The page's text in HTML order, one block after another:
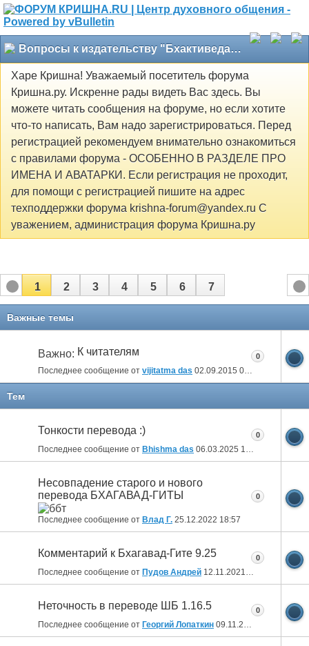
Вопросы к издательству "Бхактиведанта Бук Траст"
Харе Кришна! Уважаемый посетитель форума
Кришна.ру. Искренне рады видеть Вас здесь. Вы
можете читать сообщения на форуме, но если хотите
что-то написать, Вам надо зарегистрироваться. Перед
регистрацией рекомендуем внимательно ознакомиться
с правилами форума - ОСОБЕННО В РАЗДЕЛЕ ПРО
ИМЕНА И АВАТАРКИ. Если регистрация не проходит,
для помощи с регистрацией пишите на адрес
техподдержки форума krishna-forum@yandex.ru С
уважением, администрация форума Кришна.ру
1 2 3 4 5 6 7
Важные темы
Важно: К читателям
Последнее сообщение от vijitatma das 02.09.2015 09:22
0
Тем
Тонкости перевода :)
Последнее сообщение от Bhishma das 06.03.2025 10:22
0
Несовпадение старого и нового
перевода БХАГАВАД-ГИТЫ
Последнее сообщение от Влад Г. 25.12.2022 18:57
0
Комментарий к Бхагавад-Гите 9.25
Последнее сообщение от Пудов Андрей 12.11.2021 10:45
0
Неточность в переводе ШБ 1.16.5
Последнее сообщение от Георгий Лопаткин 09.11.2021
0